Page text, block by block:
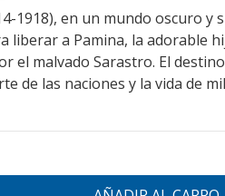
1918), en un mundo oscuro y
a Pamina, la adorable
el malvado Sarastro. El
de las naciones y la vida de